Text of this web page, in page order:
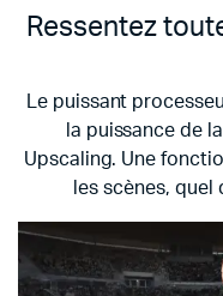
Ressentez
Le puissant
la puissance de
Upscaling. Une
les scènes,